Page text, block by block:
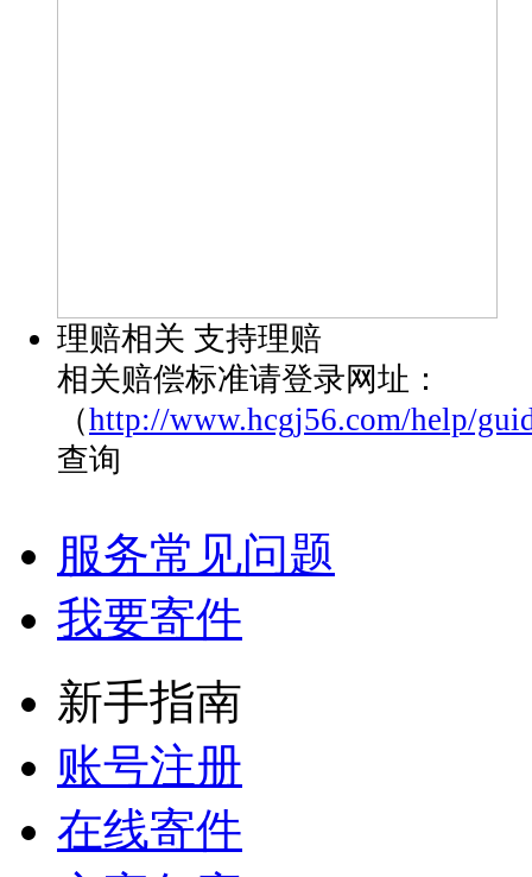
理赔相关 支持理赔
相关赔偿标准请登录网址：
（http://www.hcgj56.com/help/
查询
服务常见问题
我要寄件
新手指南
账号注册
在线寄件